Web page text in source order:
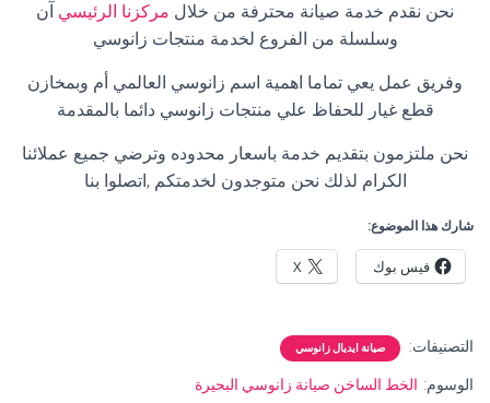
نحن نقدم خدمة صيانة محترفة من خلال مركزنا الرئيسي آن
وسلسلة من الفروع لخدمة منتجات زانوسي
وفريق عمل يعي تماما اهمية اسم زانوسي العالمي أم وبمخازن
قطع غيار للحفاظ علي منتجات زانوسي دائما بالمقدمة
نحن ملتزمون بتقديم خدمة باسعار محدوده وترضي جميع عملائنا
الكرام لذلك نحن متوجدون لخدمتكم ,اتصلوا بنا
شارك هذا الموضوع:
فيس بوك X
التصنيفات: صيانة ايديال زانوسي
الوسوم: الخط الساخن صيانة زانوسي البحيرة